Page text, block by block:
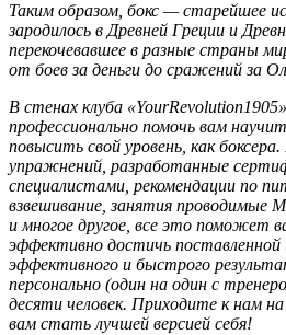
Таким образом, бокс — старейшее
зародилось в Древней Греции и
перекочевавшее в разные страны
от боев за деньги до сражений за
В стенах клуба
профессионально помочь вам
повысить свой уровень, как
упражнений, разработанные
специалистами, рекомендации по
взвешивание, занятия проводимые
и многое другое, все это поможет
эффективно достичь поставленной
эффективного и быстрого
персонально (один на один с
десяти человек. Приходите к нам
вам стать лучшей версией себя!